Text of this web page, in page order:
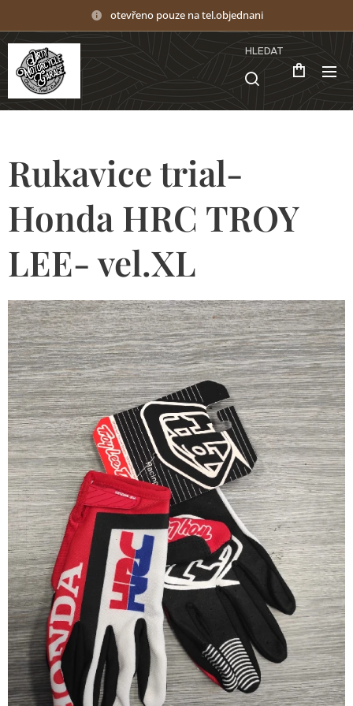
otevřeno pouze na tel.objednani
HLEDAT
Rukavice trial-
Honda HRC TROY
LEE- vel.XL